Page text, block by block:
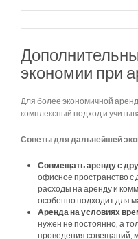
экономии при
Для более экономичной
комплексный подход и
Советы для дальнейшей
Совмещать аренду с
офисное пространство с
расходы на аренду и
особенно подходит для
Аренда на условиях
нужен не постоянно, а
проведения совещаний,